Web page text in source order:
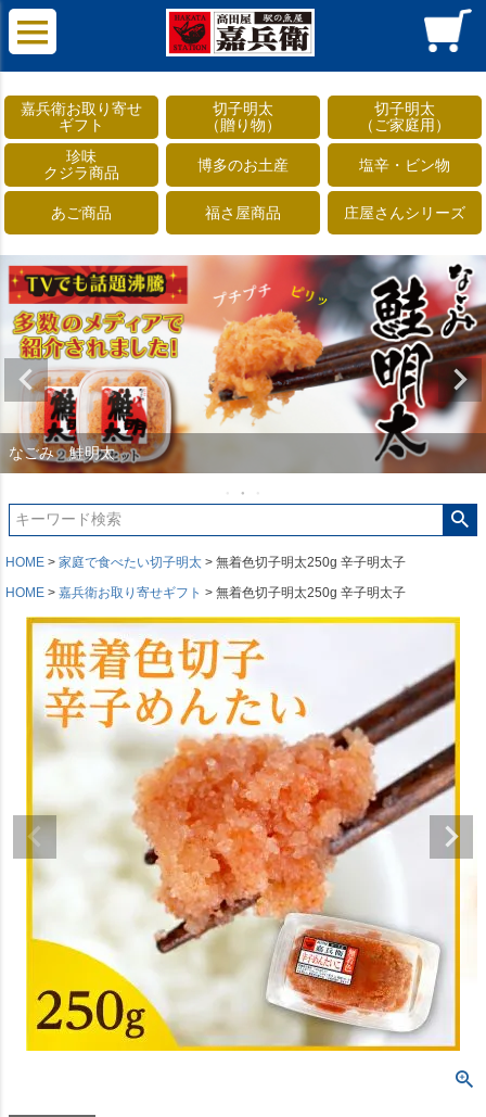
嘉兵衛お取り寄せ
ギフト
切子明太
（贈り物）
切子明太
（ご家庭用）
珍味
クジラ商品
博多のお土産 塩辛・ビン物
あご商品 福さ屋商品 庄屋さんシリーズ
なごみ 鮭明太
HOME 家庭で食べたい切子明太
無着色切子明太250g 辛子明太子
HOME
嘉兵衛お取り寄せギフト 無着色切子明太250g 辛子明太子